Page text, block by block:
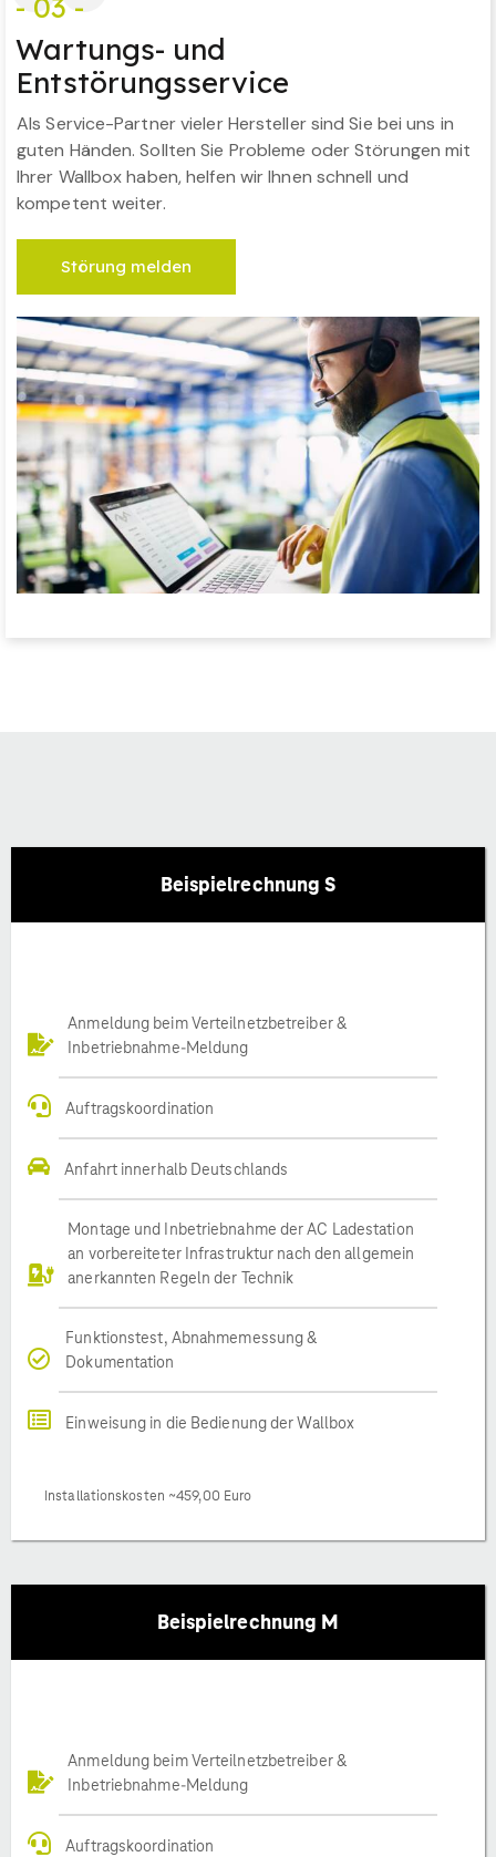
Wartungs- und
Entstörungsservice
Als Service-Partner vieler Hersteller sind Sie bei uns in
guten Händen. Sollten Sie Probleme oder Störungen mit
Ihrer Wallbox haben, helfen wir Ihnen schnell und
kompetent weiter.
Störung melden
Beispielrechnung S
Anmeldung beim Verteilnetzbetreiber &
Inbetriebnahme-Meldung
Auftragskoordination
Anfahrt innerhalb Deutschlands
Montage und Inbetriebnahme der AC Ladestation
an vorbereiteter Infrastruktur nach den allgemein
anerkannten Regeln der Technik
Funktionstest, Abnahmemessung &
Dokumentation
Einweisung in die Bedienung der Wallbox
Installationskosten ~459,00 Euro
Beispielrechnung M
Anmeldung beim Verteilnetzbetreiber &
Inbetriebnahme-Meldung
Auftragskoordination